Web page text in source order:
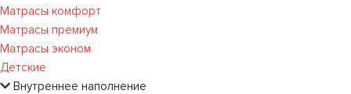
Матрасы комфорт
Матрасы премиум
Матрасы эконом
Детские
Внутреннее наполнение